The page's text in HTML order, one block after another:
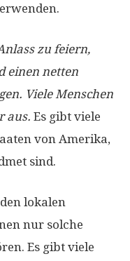
zu feiern,
einen netten
Viele Menschen
aus. Es gibt viele
von Amerika,
sind.
lokalen
nur solche
Es gibt viele